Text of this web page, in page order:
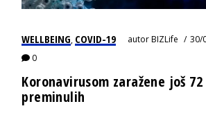
WELLBEING, COVID-19 autorBIZLife
30/
0
Koronavirusom zaražene još
preminulih